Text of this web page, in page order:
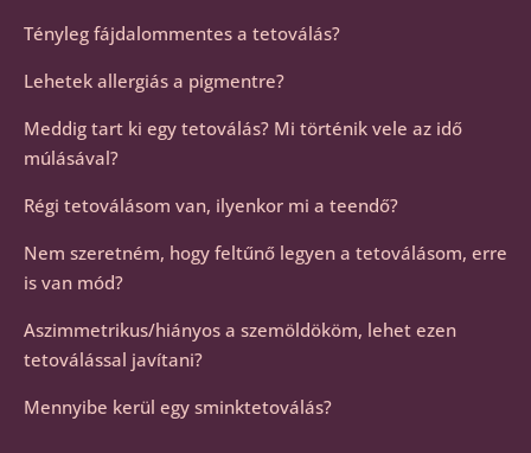
Tényleg fájdalommentes a tetoválás?
Lehetek allergiás a pigmentre?
Meddig tart ki egy tetoválás? Mi történik vele az idő
múlásával?
Régi tetoválásom van, ilyenkor mi a teendő?
Nem szeretném, hogy feltűnő legyen a tetoválásom, erre
is van mód?
Aszimmetrikus/hiányos a szemöldököm, lehet ezen
tetoválással javítani?
Mennyibe kerül egy sminktetoválás?